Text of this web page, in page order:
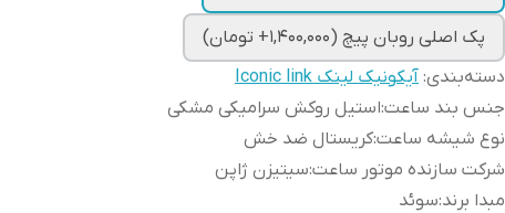
پک اصلی روبان پیچ (1,400,000+ تومان)
دسته‌بندی: آیکونیک لینک Iconic link
جنس بند ساعت:استیل روکش سرامیکی مشکی
نوع شیشه ساعت:کریستال ضد خش
شرکت سازنده موتور ساعت:سیتیزن ژاپن
مبدا برند:سوئد